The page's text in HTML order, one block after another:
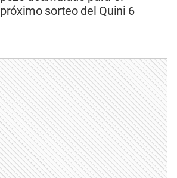
próximo sorteo del Quini 6